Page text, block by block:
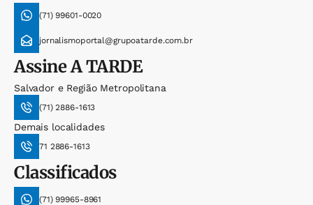
(71) 99601-0020
jornalismoportal@grupoatarde.com.br
AssineA TARDE
Salvador e Região Metropolitana
(71) 2886-1613
Demais localidades
71 2886-1613
Classificados
(71) 99965-8961